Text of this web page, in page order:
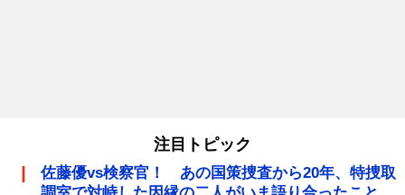
注目トピック
佐藤優vs検察官！ あの国策捜査から20年、特捜取